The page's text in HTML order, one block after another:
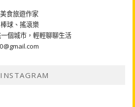
食旅遊作家
球、搖滾樂
個城市，輕輕聊聊生活
INSTAGRAM